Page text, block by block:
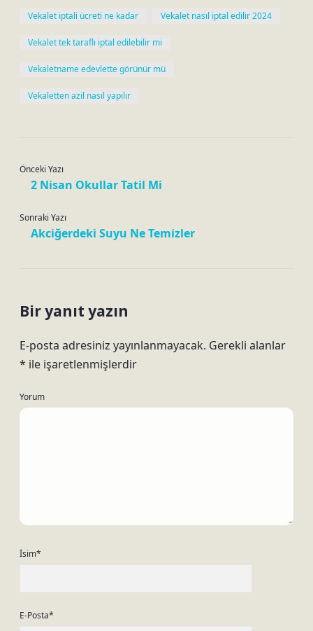
Vekalet iptali ücreti ne kadar Vekalet nasıl iptal edilir 2024
Vekalet tek taraflı iptal edilebilir mi
Vekaletname edevlette görünür mü
Vekaletten azil nasıl yapılır
Önceki Yazı
2 Nisan Okullar Tatil Mi
Sonraki Yazı
Akciğerdeki Suyu Ne Temizler
Bir yanıt yazın
E-posta adresiniz yayınlanmayacak. Gerekli alanlar
* ile işaretlenmişlerdir
Yorum
İsim*
E-Posta*